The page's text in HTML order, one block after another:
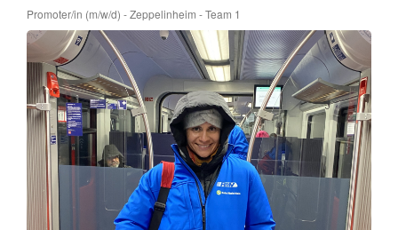
Promoter/in (m/w/d) - Zeppelinheim - Team 1